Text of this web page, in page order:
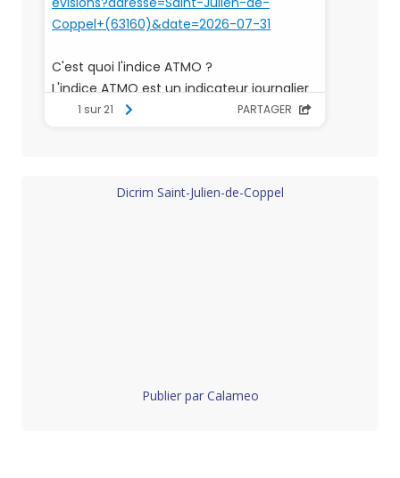
Dicrim Saint-Julien-de-Coppel
Publier par Calameo